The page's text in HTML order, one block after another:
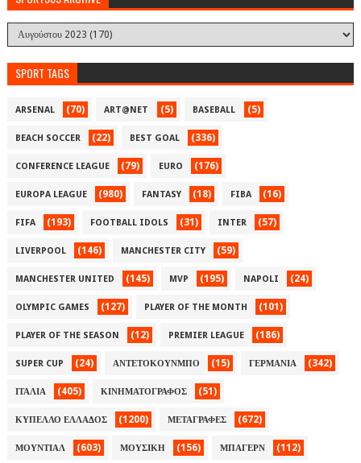
SPORT TAGS
ARSENAL (70) ART@NET (5) BASEBALL (5)
BEACH SOCCER (22) BEST GOAL (336)
CONFERENCE LEAGUE (79) EURO (176)
EUROPA LEAGUE (980) FANTASY (18) FIBA (16)
FIFA (193) FOOTBALL IDOLS (31) INTER (57)
LIVERPOOL (146) MANCHESTER CITY (59)
MANCHESTER UNITED (145) MVP (195) NAPOLI (24)
OLYMPIC GAMES (127) PLAYER OF THE MONTH (101)
PLAYER OF THE SEASON (12) PREMIER LEAGUE (186)
SUPER CUP (24) ΑΝΤΕΤΟΚΟΥΝΜΠΟ (15) ΓΕΡΜΑΝΙΑ (342)
ΙΤΑΛΙΑ (405) ΚΙΝΗΜΑΤΟΓΡΑΦΟΣ (51)
ΚΥΠΕΛΛΟ ΕΛΛΑΔΟΣ (1200) ΜΕΤΑΓΡΑΦΕΣ (672)
ΜΟΥΝΤΙΑΛ (603) ΜΟΥΣΙΚΗ (156) ΜΠΑΓΕΡΝ (112)